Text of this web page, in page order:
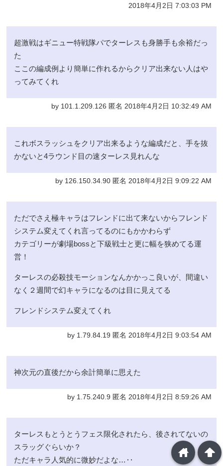
2018年4月2日 7:03:03 PM
超激戦はギニュー特戦隊パでターレスも身勝手も余裕だっ
た
ここの編成例より簡単に作れるからクリア出来ない人はや
ってみてくれ
by 101.1.209.126 匿名 2018年4月2日 10:32:49 AM
これボスラッシュをクリア出来るような編成だと、手を抜
かないと4ラウンド目の速ターレス見れんな
by 126.150.34.90 匿名 2018年4月2日 9:09:22 AM
ただでさえ極キャラはフレンドに出て来ないからフレンド
システム変えてくれ言ってるのにもかかわらず
カテゴリーが劇場bossと下級戦士と更に幅を狭めてる運
営！
ターレスの必殺技モーションなんかかっこ良いが、間違い
なく２週間で幻キャラになるのは目に見えてる
フレンドシステム変えてくれ
by 1.79.84.19 匿名 2018年4月2日 9:03:54 AM
神次元の直後だから余計簡単に思えた
by 1.75.240.9 匿名 2018年4月2日 8:59:26 AM
ターレスもとうとうフェス限化されたら、後されてないの
スラッグぐらいか？
ただキャラ人気的に微妙だよな…‥
arrowup
home